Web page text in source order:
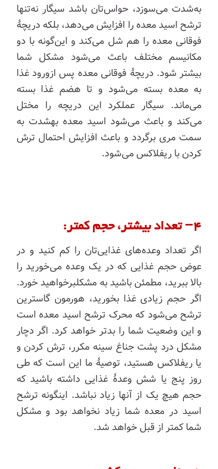
به‌شدت می‌سوزد، حواس‌تان باشد سیگار نه‌تنها
ترشح اسیدمعده را افزایشمی‌دهد، بلکه دریچۀ
فوقانی معده را هم شل می‌کند و این‌گونه با دو
مکانیسم مختلف باعث می‌شود مشکل شما
بیشتر شود. دریچۀ فوقانی معده پس ازورود غذا
به معده بسته می‌شود و تا هضم غذا بسته
می‌ماند. سیگار عملکرد این دریچه را مختل
می‌کند و باعث می‌شود اسید معده بهشدت به
سمت مری برگردد و باعث افزایش احتمال ترش
کردن با ریفلاکس می‌شود.
۴–تعداد بیشتر، حجم کمتر:
اگر تعداد وعده‌های غذایی‌تان را کم کنید و در
عوض حجم غذایی که در یک وعده می‌خورید را
بالاببرید، مطمئنباشید به مشکلبرخواهید خورد.
اگر حجم زیادی غذا بخورید، هورمون گاسترین
ترشح می‌شود که محرک ترشح اسید معده است
و این وضعیت شما را بدتر خواهد کرد. اگر دچار
مشکل درد پشت جناغ سینه مکرر، ترش کردن و
یا ریفلاکس هستید، توصیۀ ما این است که طی
روز پنج یا شش وعدۀ غذایی داشته باشید که
حجم هیچ ‌یک از آنها زیاد نباشد. اینگونه ترشح
اسید در معده شما زیاد نخواهد بود و مشکل
شماکمتر از قبلخواهد شد.